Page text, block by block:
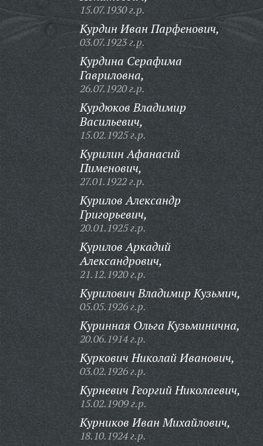
15.07.1930 г.р.
Курдин Иван Парфенович,
03.07.1923 г.р.
Курдина Серафима
Гавриловна,
26.07.1920 г.р.
Курдюков Владимир
Васильевич,
15.02.1925 г.р.
Курилин Афанасий
Пименович,
27.01.1922 г.р.
Курилов Александр
Григорьевич,
20.01.1925 г.р.
Курилов Аркадий
Александрович,
21.12.1920 г.р.
Курилович Владимир Кузьмич,
05.05.1926 г.р.
Куринная Ольга Кузьминична,
20.06.1914 г.р.
Куркович Николай Иванович,
03.02.1926 г.р.
Курневич Георгий Николаевич,
15.02.1909 г.р.
Курников Иван Михайлович,
18.10.1924 г.р.